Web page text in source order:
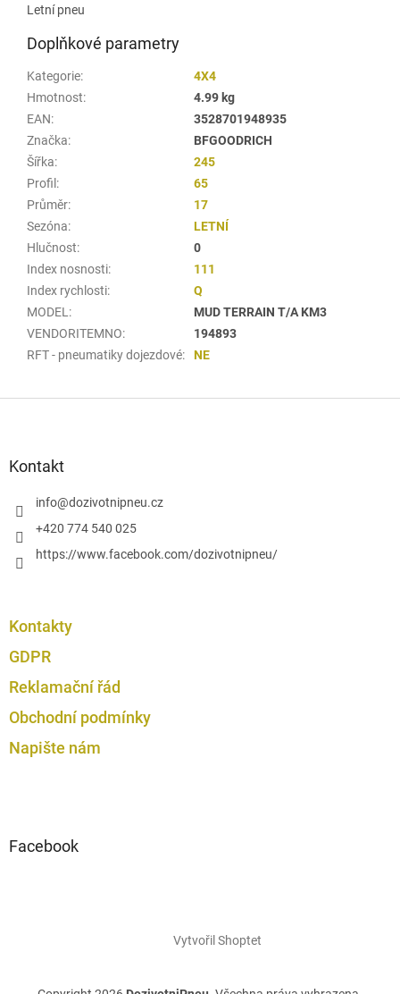
Letní pneu
Doplňkové parametry
Kategorie:
4X4
Hmotnost:
4.99 kg
EAN:
3528701948935
Značka:
BFGOODRICH
Šířka:
245
Profil :
65
Průměr:
17
Sezóna:
LETNÍ
Hlučnost:
0
Index nosnosti:
111
Index rychlosti:
Q
MODEL :
MUD TERRAIN T/A KM3
VENDORITEMNO:
194893
RFT - pneumatiky dojezdové: NE
Kontakt
info@dozivotnipneu.cz
+420 774 540 025
https://www.facebook.com/dozivotnipneu/
Kontakty
GDPR
Reklamační řád
Obchodní podmínky
Napište nám
Facebook
Vytvořil Shoptet